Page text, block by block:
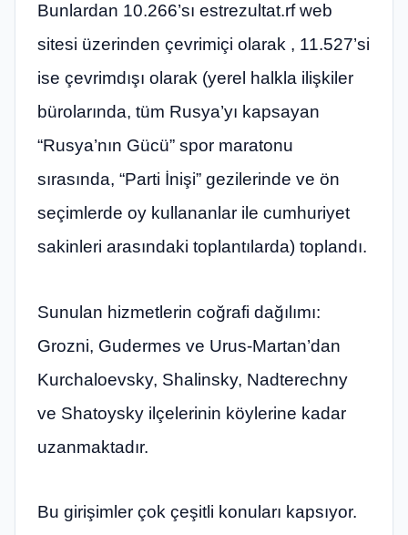
Bunlardan 10.266’sı estrezultat.rf web
sitesi üzerinden çevrimiçi olarak , 11.527’si
ise çevrimdışı olarak (yerel halkla ilişkiler
bürolarında, tüm Rusya’yı kapsayan
“Rusya’nın Gücü” spor maratonu
sırasında, “Parti İnişi” gezilerinde ve ön
seçimlerde oy kullananlar ile cumhuriyet
sakinleri arasındaki toplantılarda) toplandı.
Sunulan hizmetlerin coğrafi dağılımı:
Grozni, Gudermes ve Urus-Martan’dan
Kurchaloevsky, Shalinsky, Nadterechny
ve Shatoysky ilçelerinin köylerine kadar
uzanmaktadır.
Bu girişimler çok çeşitli konuları kapsıyor.